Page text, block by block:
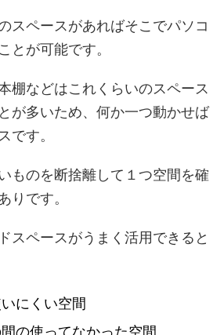
スペースがあればそこでパソコ
とが可能です。
棚などはこれくらいのスペース
が多いため、何か一つ動かせば
です。
ものを断捨離して１つ空間を確
りです。
スペースがうまく活用できると
にくい空間
の使ってなかった空間